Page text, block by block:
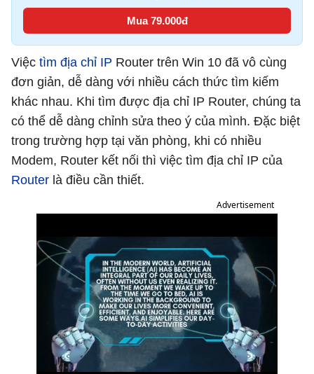
Mua 79.000đ
Việc tìm địa chỉ IP Router trên Win 10 đã vô cùng
đơn giản, dễ dàng với nhiều cách thức tìm kiếm
khác nhau. Khi tìm được địa chỉ IP Router, chúng ta
có thể dễ dàng chỉnh sửa theo ý của mình. Đặc biệt
trong trường hợp tại văn phòng, khi có nhiều
Modem, Router kết nối thì việc tìm địa chỉ IP của
Router là điều cần thiết.
Advertisement